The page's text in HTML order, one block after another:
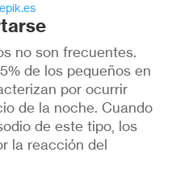
no son frecuentes.
de los pequeños en
por ocurrir
de la noche. Cuando
de este tipo, los
la reacción del